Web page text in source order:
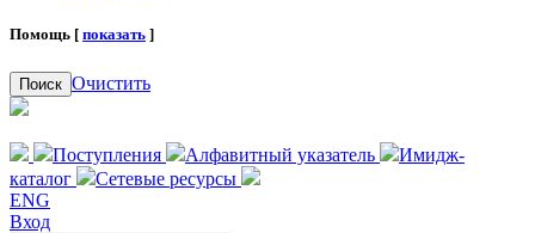
Помощь [ показать ]
Поиск Очистить
Поступления Алфавитный указатель
Имидж-
каталог
Сетевые ресурсы
ENG
Вход